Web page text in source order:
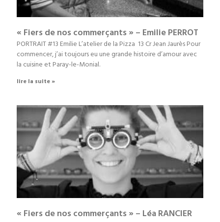
« Fiers de nos commerçants » – Emilie PERROT
PORTRAIT #13 Emilie L’atelier de la Pizza 13 Cr Jean Jaurès Pour
commencer, j’ai toujours eu une grande histoire d’amour avec
la cuisine et Paray-le-Monial.
lire la suite »
« Fiers de nos commerçants » – Léa RANCIER